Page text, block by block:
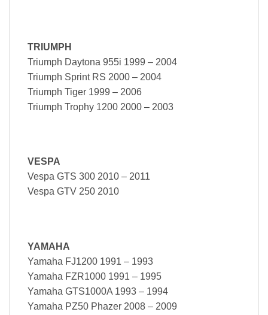
TRIUMPH
Triumph Daytona 955i 1999 – 2004
Triumph Sprint RS 2000 – 2004
Triumph Tiger 1999 – 2006
Triumph Trophy 1200 2000 – 2003
VESPA
Vespa GTS 300 2010 – 2011
Vespa GTV 250 2010
YAMAHA
Yamaha FJ1200 1991 – 1993
Yamaha FZR1000 1991 – 1995
Yamaha GTS1000A 1993 – 1994
Yamaha PZ50 Phazer 2008 – 2009